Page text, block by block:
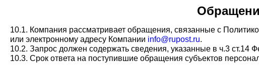
10.1. Компания рассматривает обращения, связанные с
или электронному адресу Компании info@rupost.ru.
10.2. Запрос должен содержать сведения, указанные в ч.3
10.3. Срок ответа на поступившие обращения субъектов